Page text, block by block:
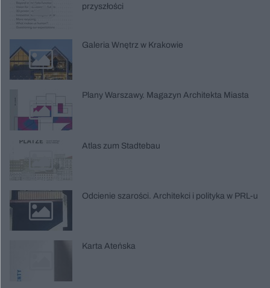
przyszłości
Galeria Wnętrz w Krakowie
Plany Warszawy. Magazyn Architekta Miasta
Atlas zum Stadtebau
Odcienie szarości. Architekci i polityka w PRL-u
Karta Ateńska